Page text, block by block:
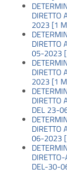
DIRETTO
2023 [1
DIRETTO
05-2023
DIRETTO
2023 [1
DIRETTO
DEL 23-
DIRETTO
06-2023
DEL-30-